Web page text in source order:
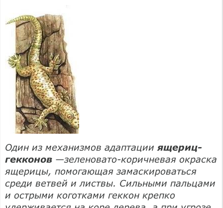
Один из механизмов адаптации ящериц-
гекконов —зеленовато-коричневая окраска
ящерицы, помогающая замаскироваться
среди ветвей и листвы. Сильными пальцами
и острыми коготками геккон крепко